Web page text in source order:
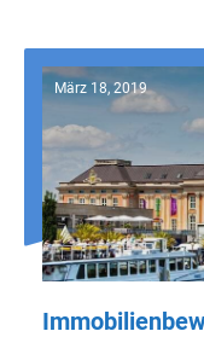
März 18, 2019